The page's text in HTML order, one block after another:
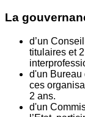
La
d’un
titulaires et
d'un Bureau
ces
2 ans.
d'un